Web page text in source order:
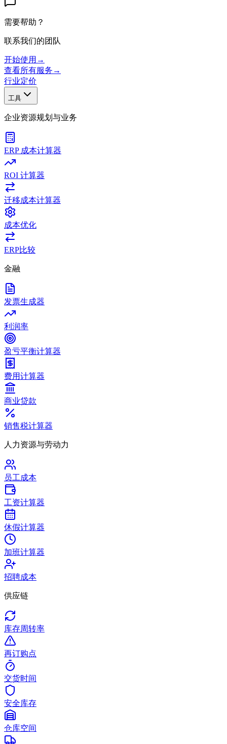
需要帮助？
联系我们的团队
开始使用 →
查看所有服务 →
行业定价
工具
企业资源规划与业务
ERP 成本计算器
ROI 计算器
迁移成本计算器
成本优化
ERP比较
金融
发票生成器
利润率
盈亏平衡计算器
费用计算器
商业贷款
销售税计算器
人力资源与劳动力
员工成本
工资计算器
休假计算器
加班计算器
招聘成本
供应链
库存周转率
再订购点
交货时间
安全库存
仓库空间